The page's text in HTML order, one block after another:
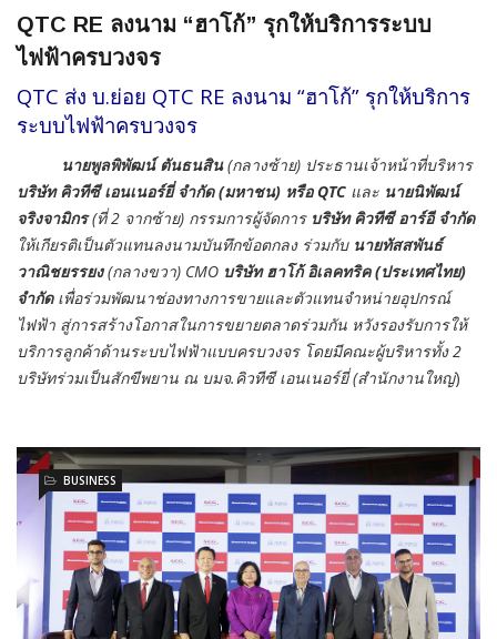
QTC RE ลงนาม “ฮาโก้” รุกให้บริการระบบ
ไฟฟ้าครบวงจร
QTC ส่ง บ.ย่อย QTC RE ลงนาม “ฮาโก้” รุกให้บริการ
ระบบไฟฟ้าครบวงจร
นายพูลพิพัฒน์ ตันธนสิน(กลางซ้าย) ประธานเจ้าหน้าที่บริหาร
บริษัท คิวทีซี เอนเนอร์ยี่ จำกัด (มหาชน) หรือ QTC และ นายนิพัฒน์
จริงจามิกร(ที่ 2 จากซ้าย) กรรมการผู้จัดการ บริษัท คิวทีซี อาร์อี จำกัด
ให้เกียรติเป็นตัวแทนลงนามบันทึกข้อตกลง ร่วมกับ นายทัสสพันธ์
วาณิชยรรยง(กลางขวา) CMO บริษัท ฮาโก้ อิเลคทริค (ประเทศไทย)
จำกัดเพื่อร่วมพัฒนาช่องทางการขายและตัวแทนจำหน่ายอุปกรณ์
ไฟฟ้า สู่การสร้างโอกาสในการขยายตลาดร่วมกัน หวังรองรับการให้
บริการลูกค้าด้านระบบไฟฟ้าแบบครบวงจร โดยมีคณะผู้บริหารทั้ง 2
บริษัทร่วมเป็นสักขีพยาน ณ บมจ.คิวทีซี เอนเนอร์ยี่ (สำนักงานใหญ่)
BUSINESS